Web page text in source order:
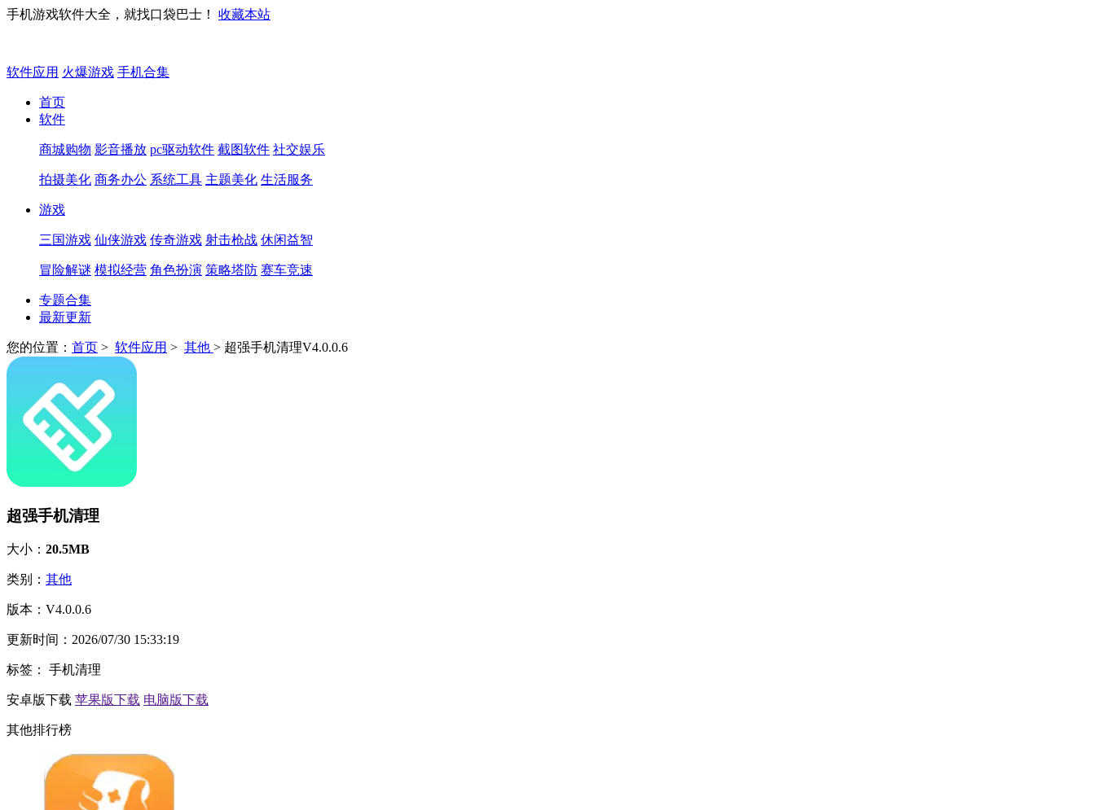
手机游戏软件大全，就找口袋巴士！ 收藏本站
软件应用 火爆游戏 手机合集
首页
软件
商城购物 影音播放 pc驱动软件 截图软件 社交娱乐
拍摄美化 商务办公 系统工具 主题美化 生活服务
游戏
三国游戏 仙侠游戏 传奇游戏 射击枪战 休闲益智
冒险解谜 模拟经营 角色扮演 策略塔防 赛车竞速
专题合集
最新更新
您的位置： 首页 > 软件应用 > 其他 > 超强手机清理V4.0.0.6
超强手机清理
大小： 20.5MB
类别： 其他
版本： V4.0.0.6
更新时间： 2026/07/30 15:33:19
标签： 手机清理
安卓版下载 苹果版下载 电脑版下载
其他排行榜